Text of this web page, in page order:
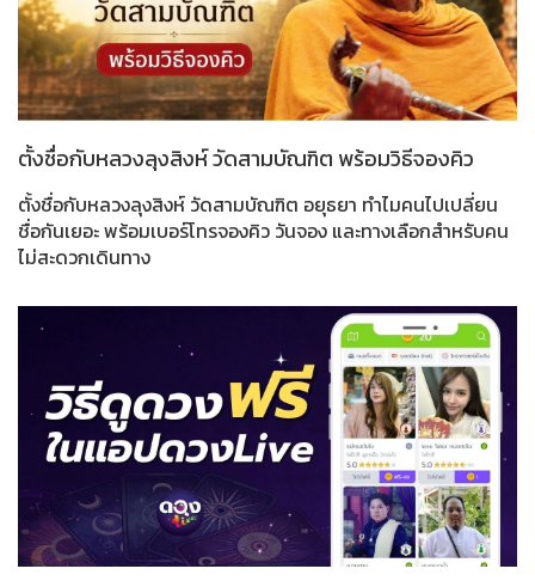
ตั้งชื่อกับหลวงลุงสิงห์ วัดสามบัณฑิต พร้อมวิธีจองคิว
ตั้งชื่อกับหลวงลุงสิงห์ วัดสามบัณฑิต อยุธยา ทำไมคนไปเปลี่ยน
ชื่อกันเยอะ พร้อมเบอร์โทรจองคิว วันจอง และทางเลือกสำหรับคน
ไม่สะดวกเดินทาง